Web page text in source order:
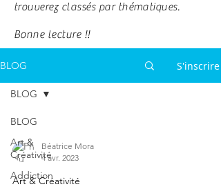
trouverez classés par thématiques.
Bonne lecture !!
BLOG S'inscrire
BLOG
Art &
Créativité
Addiction
BLOG
Béatrice Mora
4 avr. 2023
Art & Créativité